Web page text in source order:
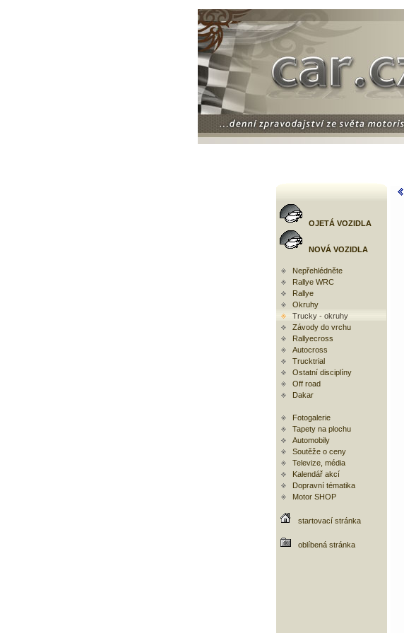
OJETÁ VOZIDLA
NOVÁ VOZIDLA
Nepřehlédněte
Rallye WRC
Rallye
Okruhy
Trucky - okruhy
Závody do vrchu
Rallyecross
Autocross
Trucktrial
Ostatní disciplíny
Off road
Dakar
Fotogalerie
Tapety na plochu
Automobily
Soutěže o ceny
Televize, média
Kalendář akcí
Dopravní tématika
Motor SHOP
startovací stránka
oblíbená stránka